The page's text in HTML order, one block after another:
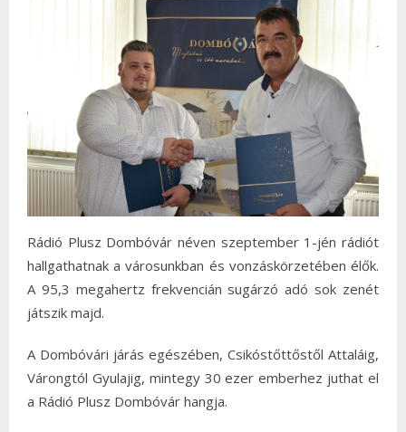
Rádió Plusz Dombóvár néven szeptember 1-jén rádiót
hallgathatnak a városunkban és vonzáskörzetében élők.
A 95,3 megahertz frekvencián sugárzó adó sok zenét
játszik majd.
A Dombóvári járás egészében, Csikóstőttőstől Attaláig,
Várongtól Gyulajig, mintegy 30 ezer emberhez juthat el
a Rádió Plusz Dombóvár hangja.